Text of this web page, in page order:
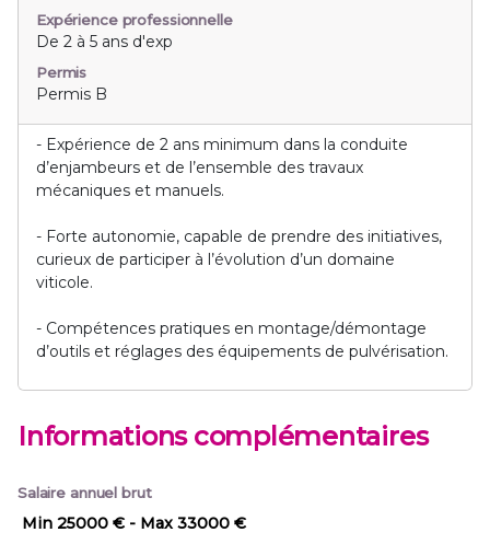
Expérience professionnelle
De 2 à 5 ans d'exp
Permis
Permis B
- Expérience de 2 ans minimum dans la conduite
d’enjambeurs et de l’ensemble des travaux
mécaniques et manuels.
- Forte autonomie, capable de prendre des initiatives,
curieux de participer à l’évolution d’un domaine
viticole.
- Compétences pratiques en montage/démontage
d’outils et réglages des équipements de pulvérisation.
Informations complémentaires
Salaire annuel brut
Min 25000 € - Max 33000 €